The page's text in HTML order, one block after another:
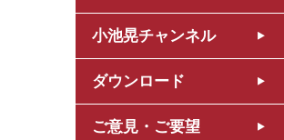
小池晃チャンネル
ダウンロード
ご意見・ご要望